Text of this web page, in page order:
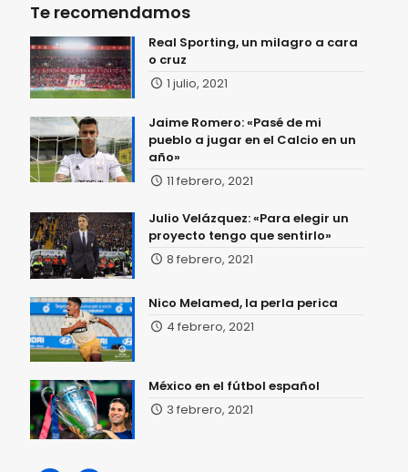
Te recomendamos
Real Sporting, un milagro a cara
o cruz
1 julio, 2021
Jaime Romero: «Pasé de mi
pueblo a jugar en el Calcio en un
año»
11 febrero, 2021
Julio Velázquez: «Para elegir un
proyecto tengo que sentirlo»
8 febrero, 2021
Nico Melamed, la perla perica
4 febrero, 2021
México en el fútbol español
3 febrero, 2021